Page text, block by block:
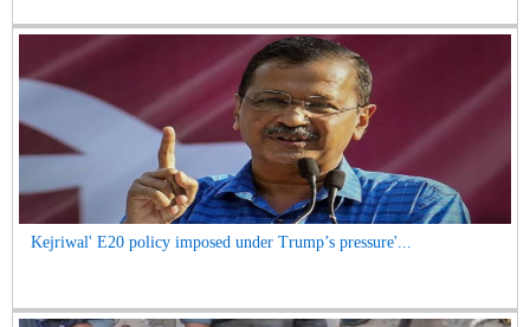
Kejriwal' E20 policy imposed under Trump’s pressure'...